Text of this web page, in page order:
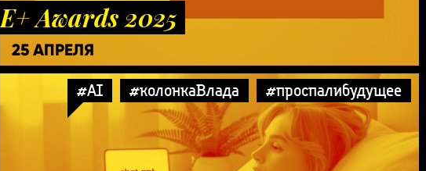
E+ Awards 2025
25 АПРЕЛЯ
#AI #колонкаВлада #проспалибудущее